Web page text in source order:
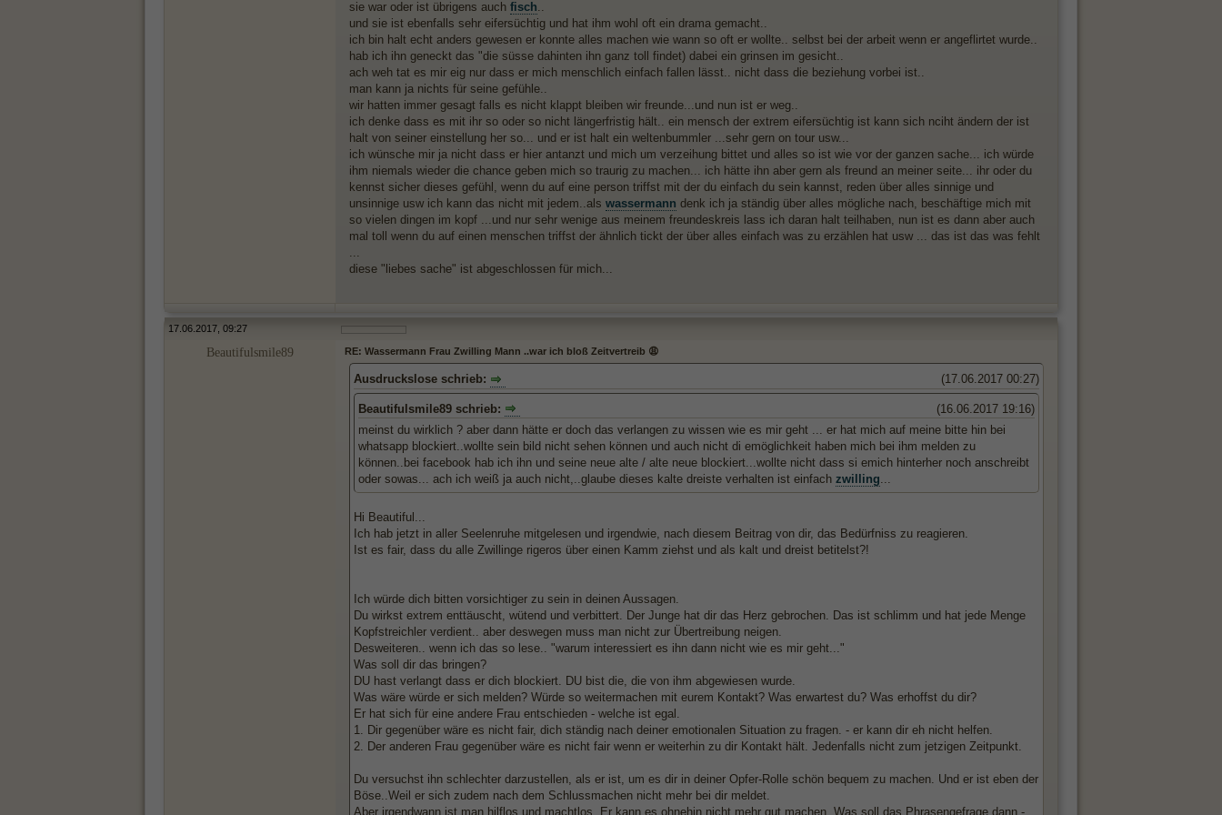
sie war oder ist übrigens auch fisch..
und sie ist ebenfalls sehr eifersüchtig und hat ihm wohl oft ein drama gemacht..
ich bin halt echt anders gewesen er konnte alles machen wie wann so oft er wollte.. selbst bei der arbeit wenn er angeflirtet wurde..
hab ich ihn geneckt das "die süsse dahinten ihn ganz toll findet) dabei ein grinsen im gesicht..
ach weh tat es mir eig nur dass er mich menschlich einfach fallen lässt.. nicht dass die beziehung vorbei ist..
man kann ja nichts für seine gefühle..
wir hatten immer gesagt falls es nicht klappt bleiben wir freunde...und nun ist er weg..
ich denke dass es mit ihr so oder so nicht längerfristig hält.. ein mensch der extrem eifersüchtig ist kann sich nciht ändern der ist
halt von seiner einstellung her so... und er ist halt ein weltenbummler ...sehr gern on tour usw...
ich wünsche mir ja nicht dass er hier antanzt und mich um verzeihung bittet und alles so ist wie vor der ganzen sache... ich würde
ihm niemals wieder die chance geben mich so traurig zu machen... ich hätte ihn aber gern als freund an meiner seite... ihr oder du
kennst sicher dieses gefühl, wenn du auf eine person triffst mit der du einfach du sein kannst, reden über alles sinnige und
unsinnige usw ich kann das nicht mit jedem..als wassermann denk ich ja ständig über alles mögliche nach, beschäftige mich mit
so vielen dingen im kopf ...und nur sehr wenige aus meinem freundeskreis lass ich daran halt teilhaben, nun ist es dann aber auch
mal toll wenn du auf einen menschen triffst der ähnlich tickt der über alles einfach was zu erzählen hat usw ... das ist das was fehlt
...
diese "liebes sache" ist abgeschlossen für mich...
17.06.2017, 09:27
Beautifulsmile89 RE: Wassermann Frau Zwilling Mann ..war ich bloß Zeitvertreib 😩
(17.06.2017 00:27)
Ausdruckslose schrieb:
(16.06.2017 19:16)
Beautifulsmile89 schrieb:
meinst du wirklich ? aber dann hätte er doch das verlangen zu wissen wie es mir geht ... er hat mich auf meine bitte hin bei
whatsapp blockiert..wollte sein bild nicht sehen können und auch nicht di emöglichkeit haben mich bei ihm melden zu
können..bei facebook hab ich ihn und seine neue alte / alte neue blockiert...wollte nicht dass si emich hinterher noch anschreibt
oder sowas... ach ich weiß ja auch nicht,..glaube dieses kalte dreiste verhalten ist einfach zwilling...
Hi Beautiful...
Ich hab jetzt in aller Seelenruhe mitgelesen und irgendwie, nach diesem Beitrag von dir, das Bedürfniss zu reagieren.
Ist es fair, dass du alle Zwillinge rigeros über einen Kamm ziehst und als kalt und dreist betitelst?!
Ich würde dich bitten vorsichtiger zu sein in deinen Aussagen.
Du wirkst extrem enttäuscht, wütend und verbittert. Der Junge hat dir das Herz gebrochen. Das ist schlimm und hat jede Menge
Kopfstreichler verdient.. aber deswegen muss man nicht zur Übertreibung neigen.
Desweiteren.. wenn ich das so lese.. "warum interessiert es ihn dann nicht wie es mir geht..."
Was soll dir das bringen?
DU hast verlangt dass er dich blockiert. DU bist die, die von ihm abgewiesen wurde.
Was wäre würde er sich melden? Würde so weitermachen mit eurem Kontakt? Was erwartest du? Was erhoffst du dir?
Er hat sich für eine andere Frau entschieden - welche ist egal.
1. Dir gegenüber wäre es nicht fair, dich ständig nach deiner emotionalen Situation zu fragen. - er kann dir eh nicht helfen.
2. Der anderen Frau gegenüber wäre es nicht fair wenn er weiterhin zu dir Kontakt hält. Jedenfalls nicht zum jetzigen Zeitpunkt.
Du versuchst ihn schlechter darzustellen, als er ist, um es dir in deiner Opfer-Rolle schön bequem zu machen. Und er ist eben der
Böse..Weil er sich zudem nach dem Schlussmachen nicht mehr bei dir meldet.
Aber irgendwann ist man hilflos und machtlos. Er kann es ohnehin nicht mehr gut machen. Was soll das Phrasengefrage dann -